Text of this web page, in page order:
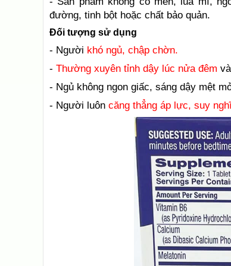
đường, tinh bột hoặc chất bảo quản.
Đối tượng sử dụng
- Người khó ngủ, chập chờn.
- Thường xuyên tỉnh dậy lúc nửa đêm
- Ngủ không ngon giấc, sáng dậy mệt
- Người luôn căng thẳng áp lực, suy